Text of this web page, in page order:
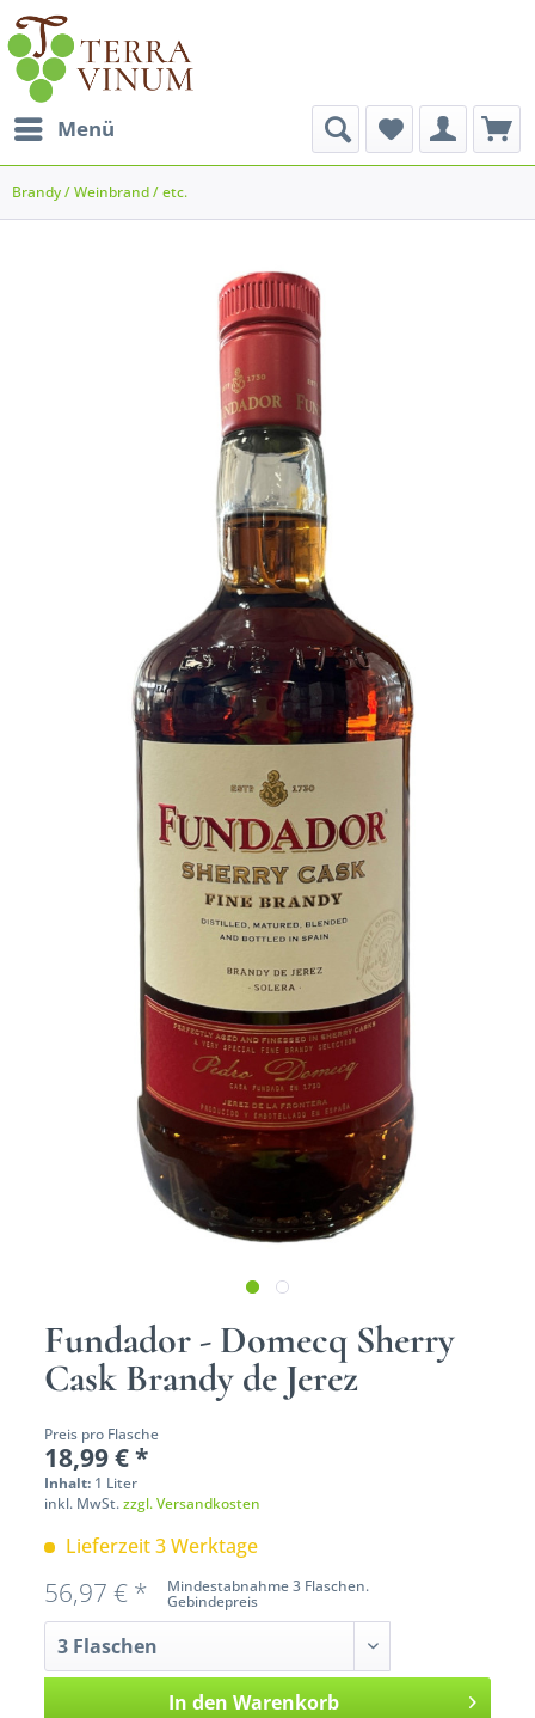
Menü
Brandy / Weinbrand / etc.
Fundador - Domecq Sherry
Cask Brandy de Jerez
Preis pro Flasche
18,99 € *
Inhalt: 1 Liter
inkl. MwSt.zzgl. Versandkosten
Lieferzeit 3 Werktage
Mindestabnahme 3 Flaschen.
Gebindepreis
56,97 € *
In den Warenkorb